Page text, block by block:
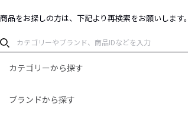
商品をお探しの方は、下記より再検索をお願いします。
カテゴリーから探す
ブランドから探す